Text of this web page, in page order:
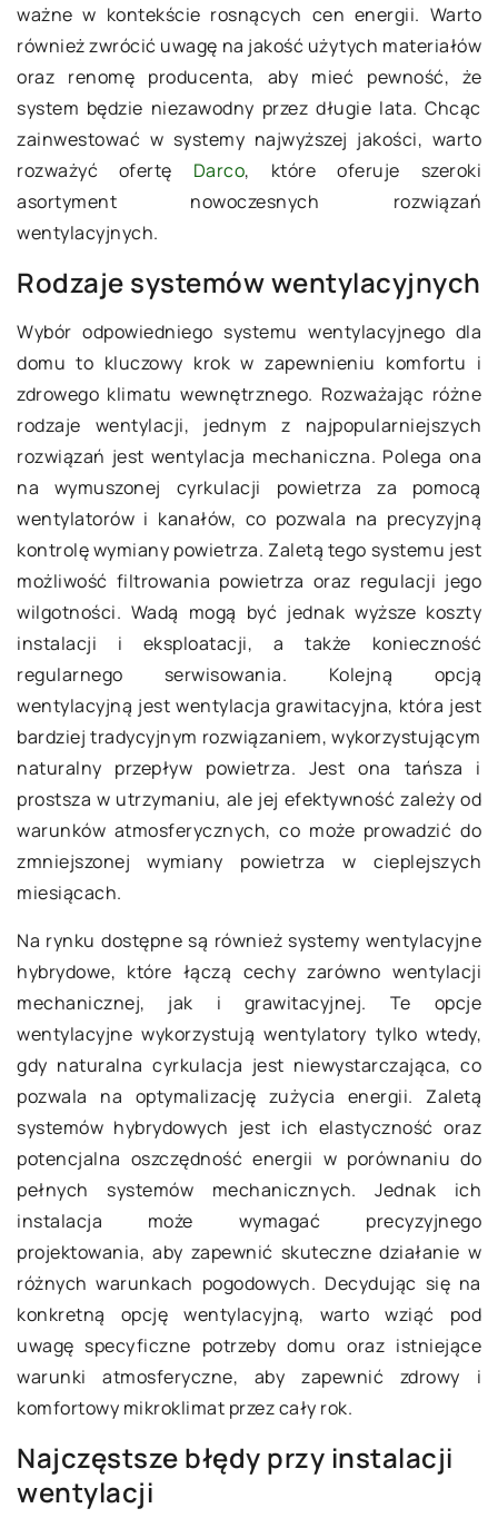
ważne w kontekście rosnących cen energii. Warto
również zwrócić uwagę na jakość użytych materiałów
oraz renomę producenta, aby mieć pewność, że
system będzie niezawodny przez długie lata. Chcąc
zainwestować w systemy najwyższej jakości, warto
rozważyć ofertę Darco, które oferuje szeroki
asortyment nowoczesnych rozwiązań
wentylacyjnych.
Rodzaje systemów wentylacyjnych
Wybór odpowiedniego systemu wentylacyjnego dla
domu to kluczowy krok w zapewnieniu komfortu i
zdrowego klimatu wewnętrznego. Rozważając różne
rodzaje wentylacji, jednym z najpopularniejszych
rozwiązań jest wentylacja mechaniczna. Polega ona
na wymuszonej cyrkulacji powietrza za pomocą
wentylatorów i kanałów, co pozwala na precyzyjną
kontrolę wymiany powietrza. Zaletą tego systemu jest
możliwość filtrowania powietrza oraz regulacji jego
wilgotności. Wadą mogą być jednak wyższe koszty
instalacji i eksploatacji, a także konieczność
regularnego serwisowania. Kolejną opcją
wentylacyjną jest wentylacja grawitacyjna, która jest
bardziej tradycyjnym rozwiązaniem, wykorzystującym
naturalny przepływ powietrza. Jest ona tańsza i
prostsza w utrzymaniu, ale jej efektywność zależy od
warunków atmosferycznych, co może prowadzić do
zmniejszonej wymiany powietrza w cieplejszych
miesiącach.
Na rynku dostępne są również systemy wentylacyjne
hybrydowe, które łączą cechy zarówno wentylacji
mechanicznej, jak i grawitacyjnej. Te opcje
wentylacyjne wykorzystują wentylatory tylko wtedy,
gdy naturalna cyrkulacja jest niewystarczająca, co
pozwala na optymalizację zużycia energii. Zaletą
systemów hybrydowych jest ich elastyczność oraz
potencjalna oszczędność energii w porównaniu do
pełnych systemów mechanicznych. Jednak ich
instalacja może wymagać precyzyjnego
projektowania, aby zapewnić skuteczne działanie w
różnych warunkach pogodowych. Decydując się na
konkretną opcję wentylacyjną, warto wziąć pod
uwagę specyficzne potrzeby domu oraz istniejące
warunki atmosferyczne, aby zapewnić zdrowy i
komfortowy mikroklimat przez cały rok.
Najczęstsze błędy przy instalacji
wentylacji